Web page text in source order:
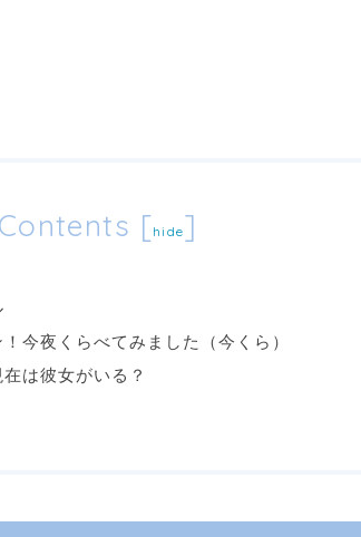
Contents [hide]
今夜くらべてみました（今くら）
は彼女がいる？